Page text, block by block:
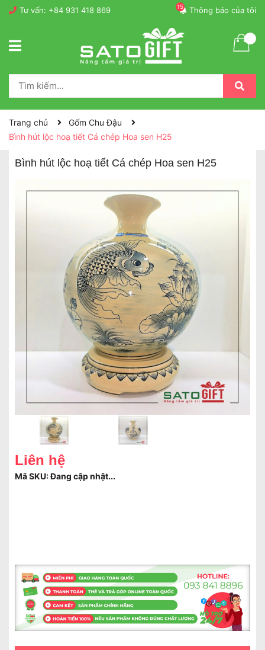
Tư vấn: +84 931 418 869 Thông báo của tôi
15
Trang chủ
Gốm Chu Đậu
Bình hút lộc hoạ tiết Cá chép Hoa sen H25
Bình hút lộc hoạ tiết Cá chép Hoa sen H25
Liên hệ
Mã SKU:Đang cập nhật...